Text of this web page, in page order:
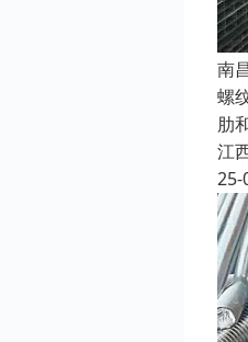
南
螺
肋
江
25-